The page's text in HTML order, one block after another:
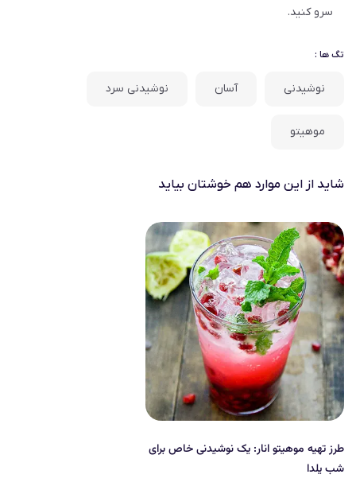
سرو کنید.
تگ ها :
نوشیدنی آسان نوشیدنی سرد
موهیتو
شاید از این موارد هم خوشتان بیاید
طرز تهیه موهیتو انار: یک نوشیدنی خاص برای
شب یلدا